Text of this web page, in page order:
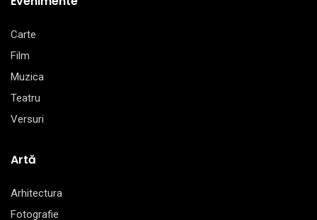
Carte
Film
Muzica
Teatru
Versuri
Artă
Arhitectura
Fotografie